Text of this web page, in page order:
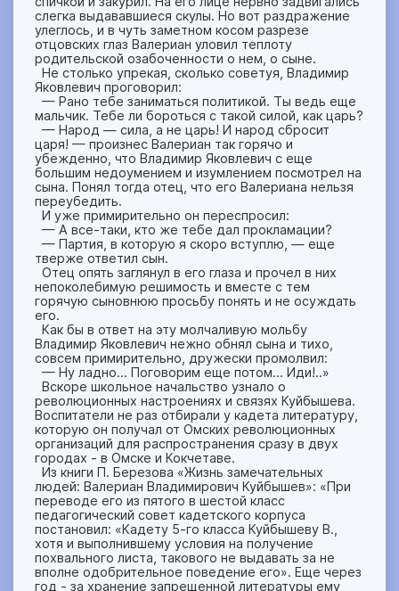
слегка выдававшиеся скулы. Но вот раздражение
улеглось, и в чуть заметном косом разрезе
отцовских глаз Валериан уловил теплоту
родительской озабоченности о нем, о сыне.
Не столько упрекая, сколько советуя, Владимир
Яковлевич проговорил:
— Рано тебе заниматься политикой. Ты ведь еще
мальчик. Тебе ли бороться с такой силой, как царь?
— Народ — сила, а не царь! И народ сбросит
царя! — произнес Валериан так горячо и
убежденно, что Владимир Яковлевич с еще
большим недоумением и изумлением посмотрел на
сына. Понял тогда отец, что его Валериана нельзя
переубедить.
И уже примирительно он переспросил:
— А все-таки, кто же тебе дал прокламации?
— Партия, в которую я скоро вступлю, — еще
тверже ответил сын.
Отец опять заглянул в его глаза и прочел в них
непоколебимую решимость и вместе с тем
горячую сыновнюю просьбу понять и не осуждать
его.
Как бы в ответ на эту молчаливую мольбу
Владимир Яковлевич нежно обнял сына и тихо,
совсем примирительно, дружески промолвил:
— Ну ладно… Поговорим еще потом… Иди!..»
Вскоре школьное начальство узнало о
революционных настроениях и связях Куйбышева.
Воспитатели не раз отбирали у кадета литературу,
которую он получал от Омских революционных
организаций для распространения сразу в двух
городах - в Омске и Кокчетаве.
Из книги П. Березова «Жизнь замечательных
людей: Валериан Владимирович Куйбышев»: «При
переводе его из пятого в шестой класс
педагогический совет кадетского корпуса
постановил: «Кадету 5-го класса Куйбышеву В.,
хотя и выполнившему условия на получение
похвального листа, такового не выдавать за не
вполне одобрительное поведение его». Еще через
год - за хранение запрещенной литературы ему